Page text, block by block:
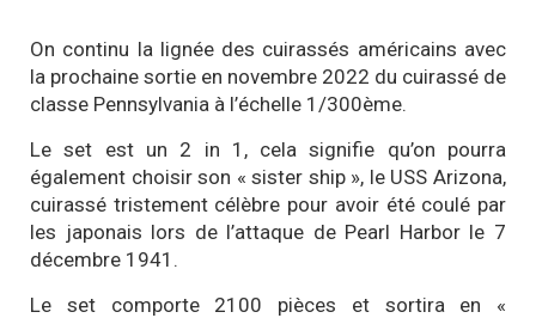
On continu la lignée des cuirassés américains avec
la prochaine sortie en novembre 2022 du cuirassé de
classe Pennsylvania à l’échelle 1/300ème.
Le set est un 2 in 1, cela signifie qu’on pourra
également choisir son « sister ship », le USS Arizona,
cuirassé tristement célèbre pour avoir été coulé par
les japonais lors de l’attaque de Pearl Harbor le 7
décembre 1941.
Le set comporte 2100 pièces et sortira en «